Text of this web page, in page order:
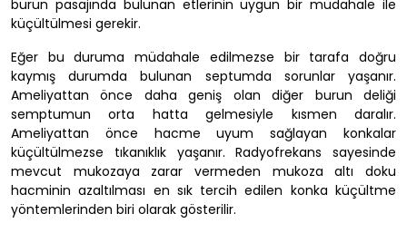
burun pasajında bulunan etlerinin uygun bir müdahale ile
küçültülmesi gerekir.
Eğer bu duruma müdahale edilmezse bir tarafa doğru
kaymış durumda bulunan septumda sorunlar yaşanır.
Ameliyattan önce daha geniş olan diğer burun deliği
semptumun orta hatta gelmesiyle kısmen daralır.
Ameliyattan önce hacme uyum sağlayan konkalar
küçültülmezse tıkanıklık yaşanır. Radyofrekans sayesinde
mevcut mukozaya zarar vermeden mukoza altı doku
hacminin azaltılması en sık tercih edilen konka küçültme
yöntemlerinden biri olarak gösterilir.